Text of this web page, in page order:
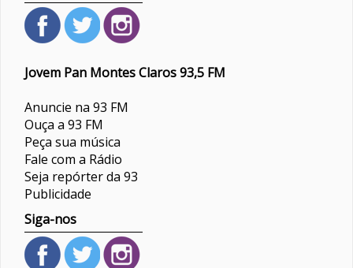
Jovem Pan Montes Claros 93,5 FM
Anuncie na 93 FM
Ouça a 93 FM
Peça sua música
Fale com a Rádio
Seja repórter da 93
Publicidade
Siga-nos